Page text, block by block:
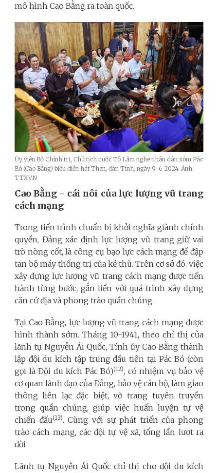
mô hình Cao Bằng ra toàn quốc.
Ủy viên Bộ Chính trị, Chủ tịch nước Tô Lâm nghe nhân dân xóm Pác
Bó (Cao Bằng) biểu diễn hát Then, đàn Tính, ngày 9-6-2024_Ảnh:
TTXVN
Cao Bằng - cái nôi của lực lượng vũ trang
cách mạng
Trong tiến trình chuẩn bị khởi nghĩa giành chính
quyền, Đảng xác định lực lượng vũ trang giữ vai
trò nòng cốt, là công cụ bạo lực cách mạng để đập
tan bộ máy thống trị của kẻ thù. Trên cơ sở đó, việc
xây dựng lực lượng vũ trang cách mạng được tiến
hành từng bước, gắn liền với quá trình xây dựng
căn cứ địa và phong trào quần chúng.
Tại Cao Bằng, lực lượng vũ trang cách mạng được
hình thành sớm. Tháng 10-1941, theo chỉ thị của
lãnh tụ Nguyễn Ái Quốc, Tỉnh ủy Cao Bằng thành
lập đội du kích tập trung đầu tiên tại Pác Bó (còn
gọi là Đội du kích Pác Bó)(12), có nhiệm vụ bảo vệ
cơ quan lãnh đạo của Đảng, bảo vệ cán bộ, làm giao
thông liên lạc đặc biệt, võ trang tuyên truyền
trong quần chúng, giúp việc huấn luyện tự vệ
chiến đấu(13). Cùng với sự phát triển của phong
trào cách mạng, các đội tự vệ xã, tổng lần lượt ra
đời
Lãnh tụ Nguyễn Ái Quốc chỉ thị cho đội du kích